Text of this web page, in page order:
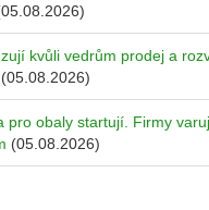
kvůli vedrům prodej a
(05.08.2026)
pro obaly startují. Firmy
(05.08.2026)